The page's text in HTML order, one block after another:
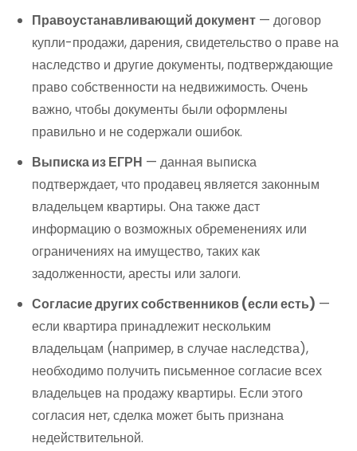
Правоустанавливающий документ — договор
купли-продажи, дарения, свидетельство о праве на
наследство и другие документы, подтверждающие
право собственности на недвижимость. Очень
важно, чтобы документы были оформлены
правильно и не содержали ошибок.
Выписка из ЕГРН — данная выписка
подтверждает, что продавец является законным
владельцем квартиры. Она также даст
информацию о возможных обременениях или
ограничениях на имущество, таких как
задолженности, аресты или залоги.
Согласие других собственников (если есть) —
если квартира принадлежит нескольким
владельцам (например, в случае наследства),
необходимо получить письменное согласие всех
владельцев на продажу квартиры. Если этого
согласия нет, сделка может быть признана
недействительной.